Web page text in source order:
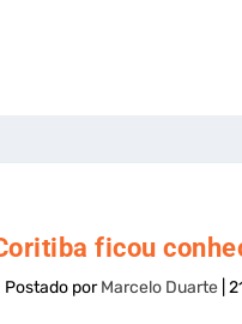
ficou
Postado porMarcelo Duarte|